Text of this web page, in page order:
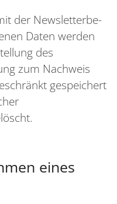
der Newsletterbe-
Daten werden
des
zum Nachweis
gespeichert
eines